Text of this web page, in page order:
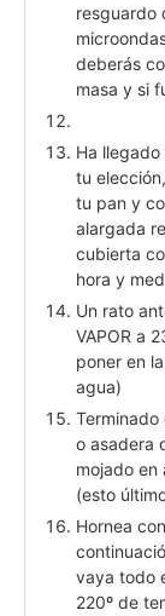
resguardo
deberás
masa y si
Ha
tu
tu pan y
alargada
cubierta
hora y
Un rato
VAPOR a
poner en
agua)
o asadera
mojado en
(esto
Hornea
vaya todo
220º de